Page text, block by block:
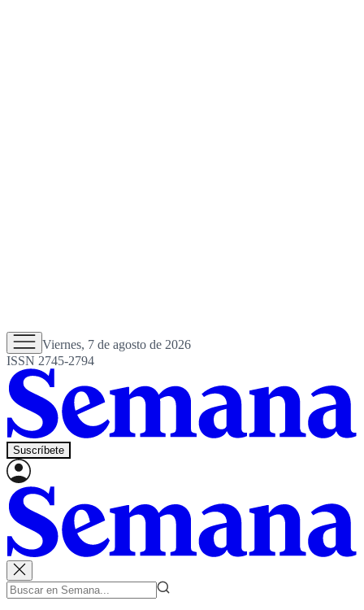
Viernes, 7 de agosto de 2026
ISSN 2745-2794
Suscríbete